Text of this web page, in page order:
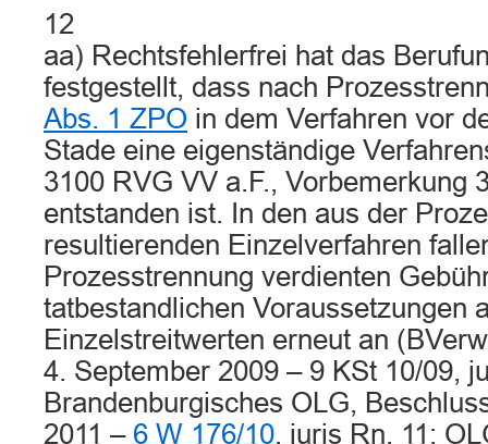
12
aa) Rechtsfehlerfrei hat das
festgestellt, dass nach
Abs. 1 ZPO in dem Verfahren vor
Stade eine eigenständige
3100 RVG VV a.F., Vorbemerkung
entstanden ist. In den aus der
resultierenden Einzelverfahren
Prozesstrennung verdienten
tatbestandlichen Voraussetzungen
Einzelstreitwerten erneut an
4. September 2009 – 9 KSt 10/09,
Brandenburgisches OLG,
2011 – 6 W 176/10, juris Rn. 11;